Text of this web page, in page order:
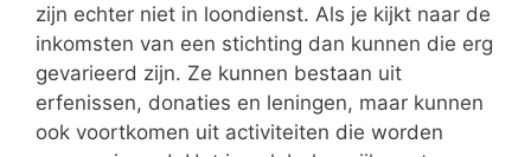
zijn echter niet in loondienst. Als je kijkt naar de
inkomsten van een stichting dan kunnen die erg
gevarieerd zijn. Ze kunnen bestaan uit
erfenissen, donaties en leningen, maar kunnen
ook voortkomen uit activiteiten die worden